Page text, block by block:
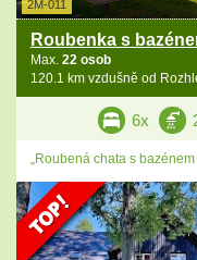
2M-011
Roubenka s
Max. 22 osob
120.1 km vzdušně od
6x
„Roubená chata s